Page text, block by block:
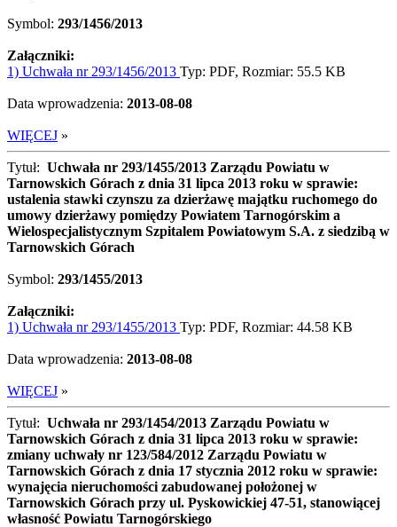
Symbol: 293/1456/2013
Załączniki:
1) Uchwała nr 293/1456/2013 Typ: PDF, Rozmiar: 55.5 KB
Data wprowadzenia: 2013-08-08
WIĘCEJ »
Tytuł: Uchwała nr 293/1455/2013 Zarządu Powiatu w
Tarnowskich Górach z dnia 31 lipca 2013 roku w sprawie:
ustalenia stawki czynszu za dzierżawę majątku ruchomego do
umowy dzierżawy pomiędzy Powiatem Tarnogórskim a
Wielospecjalistycznym Szpitalem Powiatowym S.A. z siedzibą w
Tarnowskich Górach
Symbol: 293/1455/2013
Załączniki:
1) Uchwała nr 293/1455/2013 Typ: PDF, Rozmiar: 44.58 KB
Data wprowadzenia: 2013-08-08
WIĘCEJ »
Tytuł: Uchwała nr 293/1454/2013 Zarządu Powiatu w
Tarnowskich Górach z dnia 31 lipca 2013 roku w sprawie:
zmiany uchwały nr 123/584/2012 Zarządu Powiatu w
Tarnowskich Górach z dnia 17 stycznia 2012 roku w sprawie:
wynajęcia nieruchomości zabudowanej położonej w
Tarnowskich Górach przy ul. Pyskowickiej 47-51, stanowiącej
własność Powiatu Tarnogórskiego